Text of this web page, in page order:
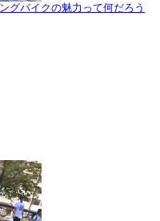
グバイクの魅力って何だろう